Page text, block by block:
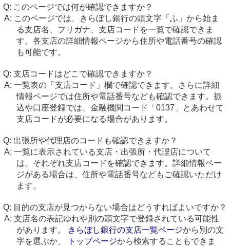
このページでは何が確認できますか？
このページでは、きらぼし銀行の頭文字「ふ」から始ま
る支店名、フリガナ、支店コードを一覧で確認できま
す。各支店の詳細情報ページから住所や電話番号の確認
も可能です。
支店コードはどこで確認できますか？
一覧表の「支店コード」欄で確認できます。さらに詳細
情報ページでは住所や電話番号なども確認できます。振
込や口座登録では、金融機関コード「0137」とあわせて
支店コードが必要になる場合があります。
出張所や代理店のコードも確認できますか？
一覧に表示されている支店・出張所・代理店について
は、それぞれ支店コードを確認できます。詳細情報ペー
ジがある場合は、住所や電話番号などもご確認いただけ
ます。
目的の支店が見つからない場合はどうすればよいですか？
支店名の表記ゆれや別の頭文字で登録されている可能性
があります。
きらぼし銀行の支店一覧ページから別の文
字を選ぶか、
トップページから検索することもできま